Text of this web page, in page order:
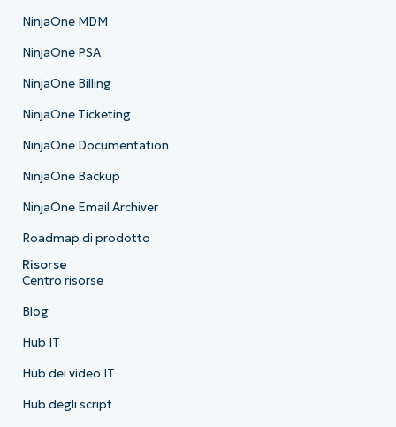
NinjaOne MDM
NinjaOne PSA
NinjaOne Billing
NinjaOne Ticketing
NinjaOne Documentation
NinjaOne Backup
NinjaOne Email Archiver
Roadmap di prodotto
Risorse
Centro risorse
Blog
Hub IT
Hub dei video IT
Hub degli script